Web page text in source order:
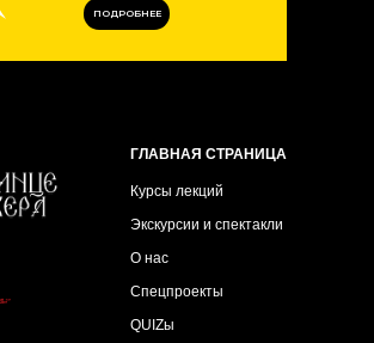
ПОДРОБНЕЕ
ГЛАВНАЯ СТРАНИЦА
Курсы лекций
Экскурсии и спектакли
О нас
Спецпроекты
QUIZы